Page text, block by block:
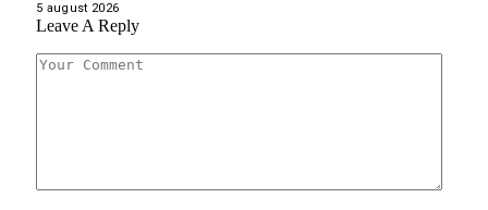
5 august 2026
Leave A Reply